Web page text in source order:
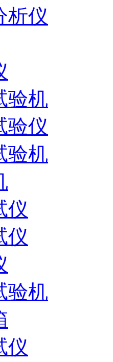
析仪
验机
验仪
验机
仪
仪
验机
仪